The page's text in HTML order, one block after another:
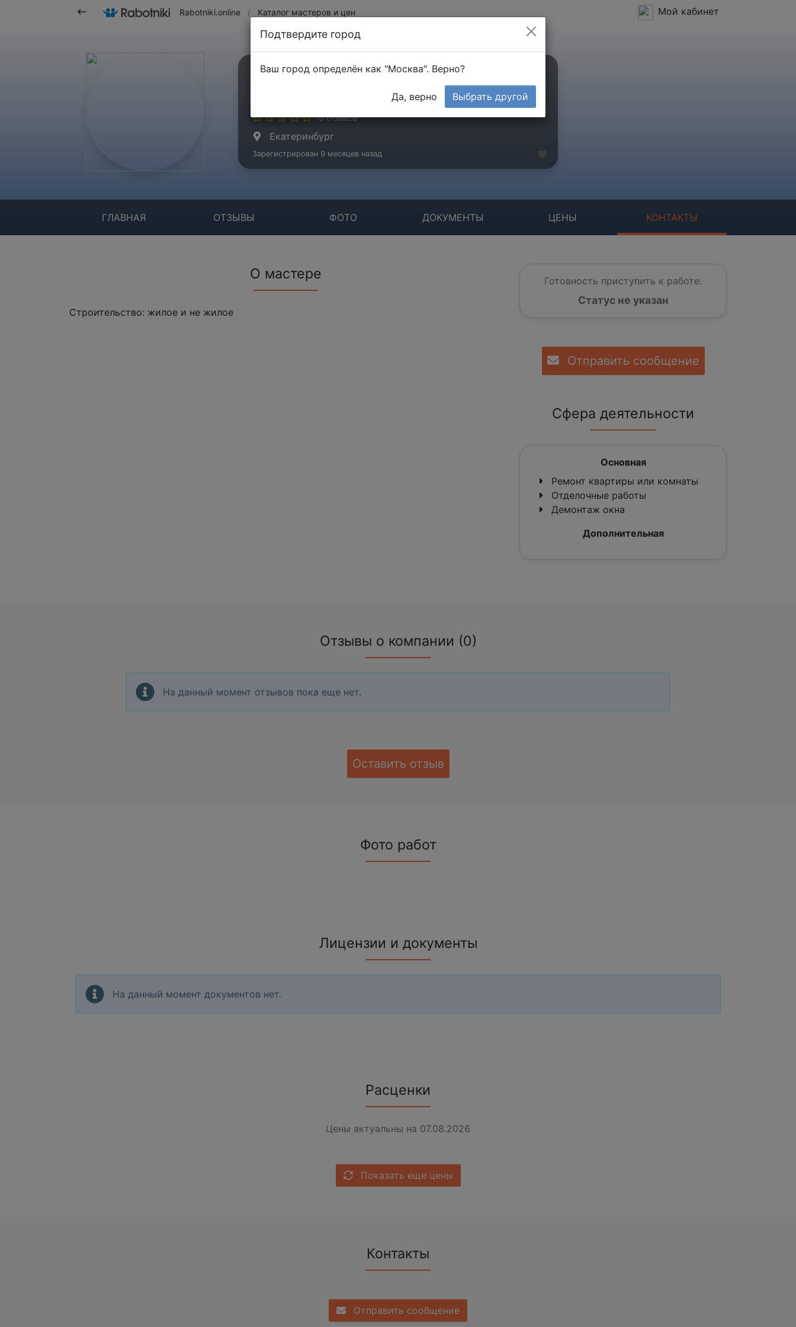
Rabotniki.online / Каталог мастеров и цен Мой кабинет
ООО МРСК УРАЛСТРОЙАТОМ
0 отзывов
Екатеринбург
Зарегистрирован 9 месяцев назад
ГЛАВНАЯ ОТЗЫВЫ ФОТО ДОКУМЕНТЫ ЦЕНЫ КОНТАКТЫ
О мастере
Строительство: жилое и не жилое
Готовность приступить к работе:
Статус не указан
Отправить сообщение
Сфера деятельности
Основная
Ремонт квартиры или комнаты
Отделочные работы
Демонтаж окна
Дополнительная
Отзывы о компании (0)
На данный момент отзывов пока еще нет.
Оставить отзыв
Фото работ
Лицензии и документы
На данный момент документов нет.
Расценки
Цены актуальны на 07.08.2026
Показать еще цены
Контакты
Отправить сообщение
Подтвердите город
Ваш город определён как "Москва". Верно?
Да, верно Выбрать другой